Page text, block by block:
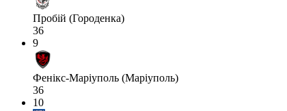
Пробій (Городенка)
36
9
Фенікс-Маріуполь (Маріуполь)
36
10